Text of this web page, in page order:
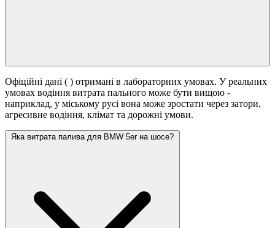
Офіційні дані ( ) отримані в лабораторних умовах. У реальних
умовах водіння витрата пального може бути вищою -
наприклад, у міському русі вона може зростати через затори,
агресивне водіння, клімат та дорожні умови.
Яка витрата палива для BMW 5er на шосе?